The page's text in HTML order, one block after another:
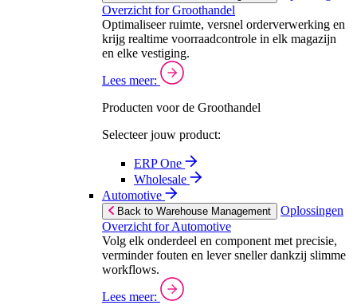
Overzicht for Groothandel
Optimaliseer ruimte, versnel orderverwerking en
krijg realtime voorraadcontrole in elk magazijn
en elke vestiging.
Lees meer:
Producten voor de Groothandel
Selecteer jouw product:
ERP One
Wholesale
Automotive
Back to Warehouse Management
Oplossingen
Overzicht for Automotive
Volg elk onderdeel en component met precisie,
verminder fouten en lever sneller dankzij slimme
workflows.
Lees meer: